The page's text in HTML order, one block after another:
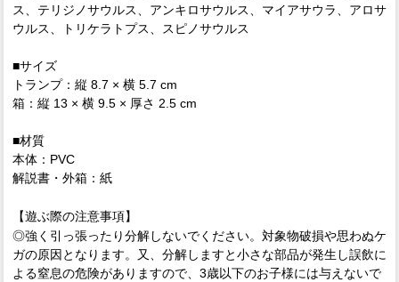
ス、テリジノサウルス、アンキロサウルス、マイアサウラ、アロサ
ウルス、トリケラトプス、スピノサウルス
■サイズ
トランプ：縦 8.7 × 横 5.7 cm
箱：縦 13 × 横 9.5 × 厚さ 2.5 cm
■材質
本体：PVC
解説書・外箱：紙
【遊ぶ際の注意事項】
◎強く引っ張ったり分解しないでください。対象物破損や思わぬケ
ガの原因となります。又、分解しますと小さな部品が発生し誤飲に
よる窒息の危険がありますので、3歳以下のお子様には与えないで